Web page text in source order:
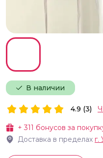
В наличии
+311 бонусов за
Доставка в пределах г.
4.9 (3)